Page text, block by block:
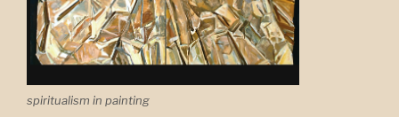
spiritualism in painting